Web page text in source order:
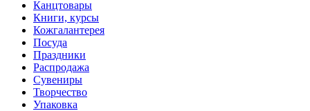
Канцтовары
Книги, курсы
Кожгалантерея
Посуда
Праздники
Распродажа
Сувениры
Творчество
Упаковка